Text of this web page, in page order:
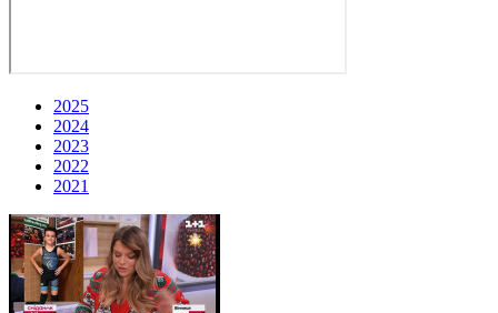
2025
2024
2023
2022
2021